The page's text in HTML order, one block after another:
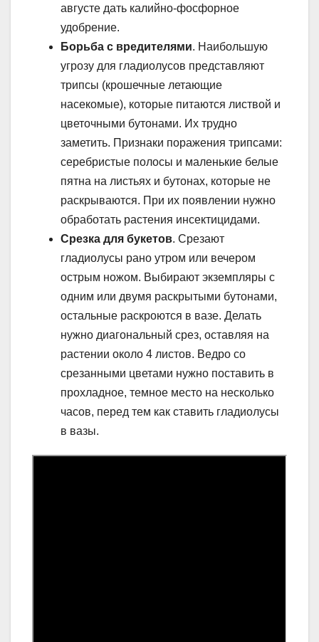
августе дать калийно-фосфорное
удобрение.
Борьба с вредителями. Наибольшую
угрозу для гладиолусов представляют
трипсы (крошечные летающие
насекомые), которые питаются листвой и
цветочными бутонами. Их трудно
заметить. Признаки поражения трипсами:
серебристые полосы и маленькие белые
пятна на листьях и бутонах, которые не
раскрываются. При их появлении нужно
обработать растения инсектицидами.
Срезка для букетов. Срезают
гладиолусы рано утром или вечером
острым ножом. Выбирают экземпляры с
одним или двумя раскрытыми бутонами,
остальные раскроются в вазе. Делать
нужно диагональный срез, оставляя на
растении около 4 листов. Ведро со
срезанными цветами нужно поставить в
прохладное, темное место на несколько
часов, перед тем как ставить гладиолусы
в вазы.